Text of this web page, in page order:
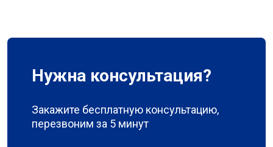
Нужна консультация?
Закажите бесплатную консультацию,
перезвоним за 5 минут